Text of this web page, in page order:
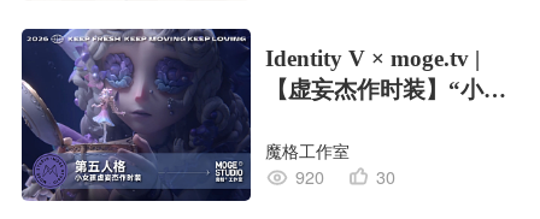
Identity V × moge.tv |
【虚妄杰作时装】“小女
魔格工作室
920
30